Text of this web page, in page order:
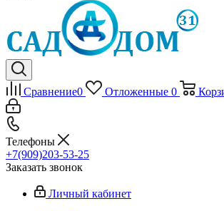
Сравнение0 Отложенные 0
Телефоны
+7(909)203-53-25
Заказать звонок
Личный кабинет